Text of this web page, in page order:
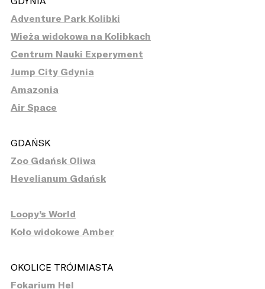
Adventure Park Kolibki
Wieża widokowa na Kolibkach
Centrum Nauki Experyment
Jump City Gdynia
Amazonia
Air Space
GDAŃSK
Zoo Gdańsk Oliwa
Hevelianum Gdańsk
Loopy’s World
Koło widokowe Amber
OKOLICE TRÓJMIASTA
Fokarium Hel